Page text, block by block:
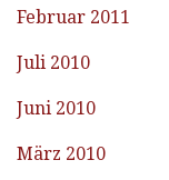
Februar 2011
Juli 2010
Juni 2010
März 2010